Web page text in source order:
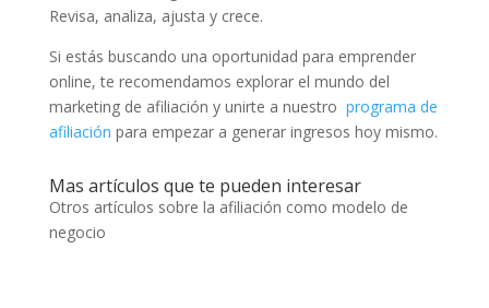
Revisa, analiza, ajusta y crece.
Si estás buscando una oportunidad para emprender
online, te recomendamos explorar el mundo del
marketing de afiliación y unirte a nuestro programa de
afiliación para empezar a generar ingresos hoy mismo.
Mas artículos que te pueden interesar
Otros artículos sobre la afiliación como modelo de
negocio